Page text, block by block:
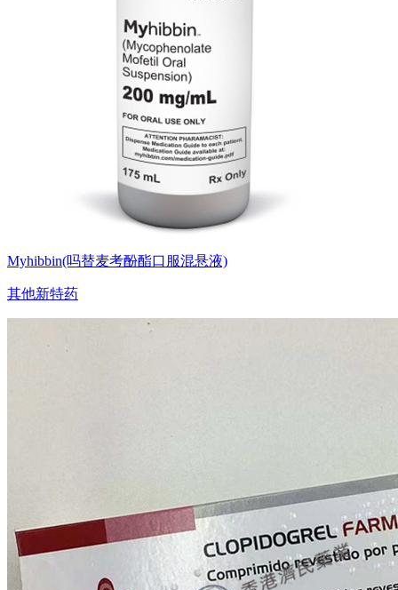
Myhibbin(吗替麦考酚酯口服混悬液)
其他新特药